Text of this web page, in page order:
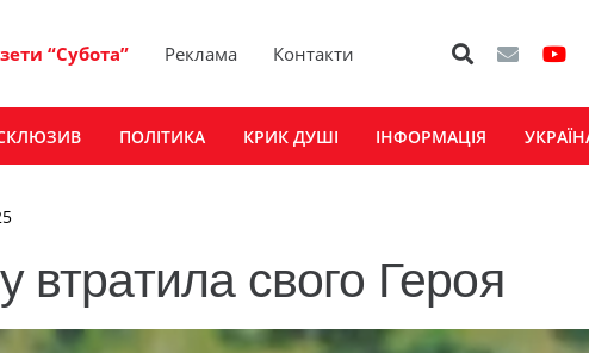
“Субота” Реклама Контакти
ПОЛІТИКА КРИК ДУШІ ІНФОРМАЦІЯ
свого Героя